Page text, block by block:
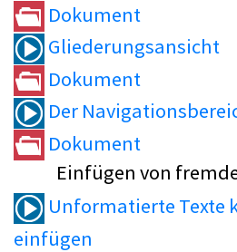
Dokument
Gliederungsansicht
Dokument
Der
Dokument
Einfügen von
Unformatierte Texte
einfügen